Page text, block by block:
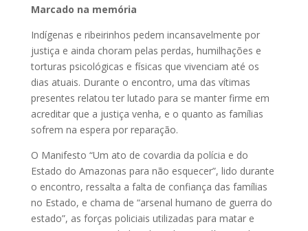
Marcado na memória
Indígenas e ribeirinhos pedem incansavelmente por
justiça e ainda choram pelas perdas, humilhações e
torturas psicológicas e físicas que vivenciam até os
dias atuais. Durante o encontro, uma das vítimas
presentes relatou ter lutado para se manter firme em
acreditar que a justiça venha, e o quanto as famílias
sofrem na espera por reparação.
O Manifesto “Um ato de covardia da polícia e do
Estado do Amazonas para não esquecer”, lido durante
o encontro, ressalta a falta de confiança das famílias
no Estado, e chama de “arsenal humano de guerra do
estado”, as forças policiais utilizadas para matar e